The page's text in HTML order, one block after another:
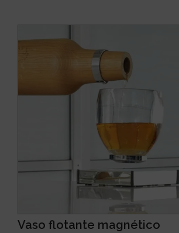
Vaso flotante magnético